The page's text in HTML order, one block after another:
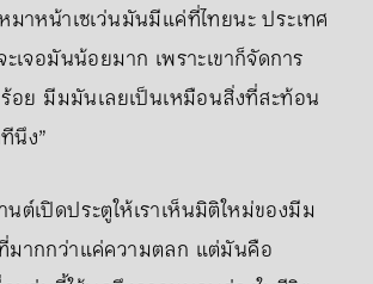
าหน้าเซเว่นมันมีแค่ที่ไทยนะ ประเทศ
เจอมันน้อยมาก เพราะเขาก็จัดการ
ร้อย มีมมันเลยเป็นเหมือนสิ่งที่สะท้อน
นึง”
ต์เปิดประตูให้เราเห็นมิติใหม่ของมีม
ากกว่าแค่ความตลก แต่มันคือ